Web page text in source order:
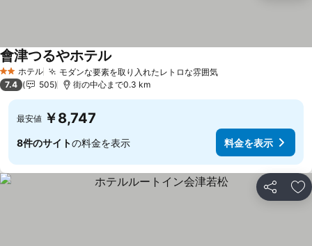
2 ホテルのランク
ホテル モダンな要素を取り入れたレトロな雰囲気
會津つるやホテル
7.4 505 街の中心まで0.3 km
最安値 ￥8,747
8件のサイトの料金を表示 料金を表示
シェア お